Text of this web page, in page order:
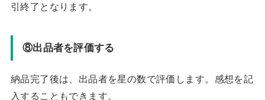
引終了となります。
⑧出品者を評価する
納品完了後は、出品者を星の数で評価します。感想を記
入することもできます。